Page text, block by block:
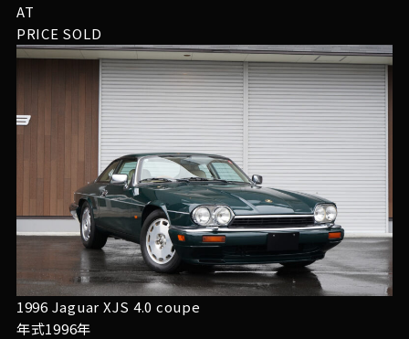
AT
PRICE SOLD
1996 Jaguar XJS 4.0 coupe
年式1996年